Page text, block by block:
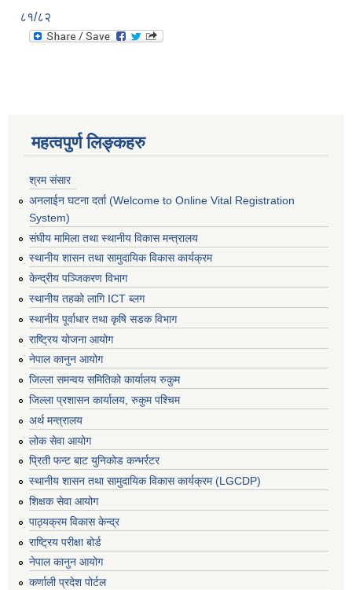
८१/८२
महत्वपुर्ण लिङ्कहरु
श्रम संसार
अनलाईन घटना दर्ता (Welcome to Online Vital Registration
System)
संघीय मामिला तथा स्थानीय विकास मन्त्रालय
स्थानीय शासन तथा सामुदायिक विकास कार्यक्रम
केन्द्रीय पञ्जिकरण विभाग
स्थानीय तहको लागि ICT ब्लग
स्थानीय पूर्वाधार तथा कृषि सडक विभाग
राष्ट्रिय योजना आयोग
नेपाल कानुन आयोग
जिल्ला समन्वय समितिको कार्यालय रुकुम
जिल्ला प्रशासन कार्यालय, रुकुम पश्चिम
अर्थ मन्त्रालय
लोक सेवा आयोग
प्रिती फन्ट बाट युनिकोड कन्भर्रटर
स्थानीय शासन तथा सामुदायिक विकास कार्यक्रम (LGCDP)
शिक्षक सेवा आयोग
पाठ्यक्रम विकास केन्द्र
राष्ट्रिय परीक्षा बोर्ड
नेपाल कानुन आयोग
कर्णाली प्रदेश पोर्टल